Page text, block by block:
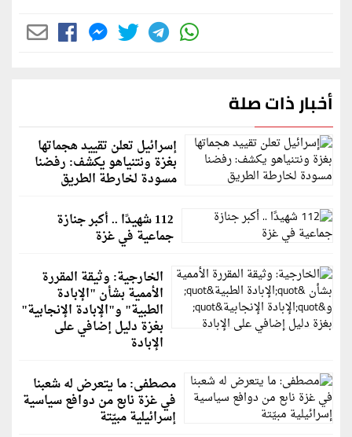
أخبار ذات صلة
إسرائيل تعلن تقييد هجماتها
بغزة ونتنياهو يكشف: رفضنا
مسودة لخارطة الطريق
112 شهيدًا .. أكبر جنازة
جماعية في غزة
الخارجية: وثيقة المقررة
الأممية بشأن "الإبادة
الطبية" و"الإبادة الإنجابية"
بغزة دليل إضافي على
الإبادة
مصطفى: ما يتعرض له شعبنا
في غزة نابع من دوافع سياسية
إسرائيلية مبيّتة